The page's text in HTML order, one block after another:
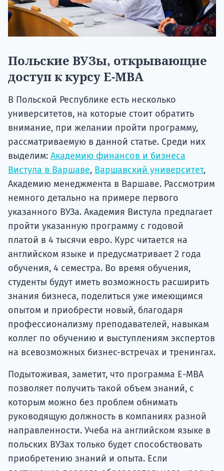
Польские ВУЗы, открывающие
доступ к курсу E-MBA
В Польской Республике есть несколько
университетов, на которые стоит обратить
внимание, при желании пройти программу,
рассматриваемую в данной статье. Среди них
выделим: Академию финансов и бизнеса
Вистула в Варшаве, Варшавский университет,
Академию менеджмента в Варшаве. Рассмотрим
немного детально на примере первого
указанного ВУЗа. Академия Вистула предлагает
пройти указанную программу с годовой
платой в 4 тысячи евро. Курс читается на
английском языке и предусматривает 2 года
обучения, 4 семестра. Во время обучения,
студенты будут иметь возможность расширить
знания бизнеса, поделиться уже имеющимся
опытом и приобрести новый, благодаря
профессионализму преподавателей, навыкам
коллег по обучению и выступлениям экспертов
на всевозможных бизнес-встречах и тренингах.
Подытоживая, заметит, что программа E-MBA
позволяет получить такой объем знаний, с
которым можно без проблем обнимать
руководящую должность в компаниях разной
направленности. Учеба на английском языке в
польских ВУЗах только будет способствовать
приобретению знаний и опыта. Если